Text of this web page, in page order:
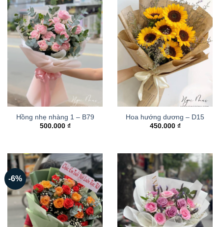
Hồng nhẹ nhàng 1 – B79
500.000 ₫
Hoa hướng dương – D15
450.000 ₫
-6%